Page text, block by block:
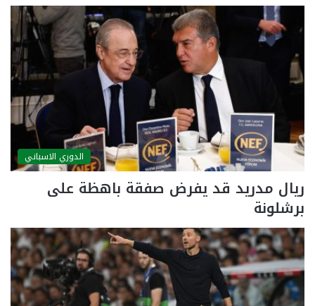
الدوري الاسباني
ريال مدريد قد يفرض صفقة باهظة على
برشلونة